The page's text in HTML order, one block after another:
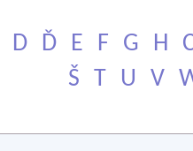
D Ď E F G H
Š
T U V